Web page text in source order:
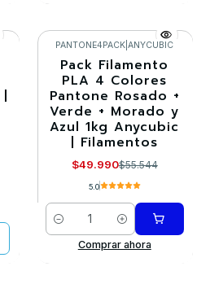
-10%
PANTONE4PACK |ANYCUBIC
Pack Filamento
PLA 4 Colores
Pantone Rosado +
Verde + Morado y
Azul 1kg Anycubic
| Filamentos
$49.990$55.544
5.0
Cantidad
Comprar ahora